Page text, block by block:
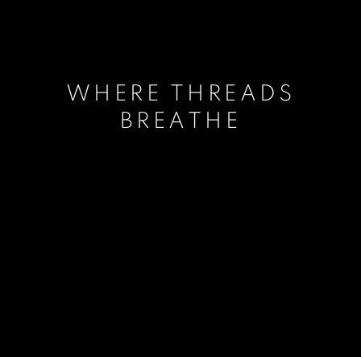
WHERE THREADS
BREATHE